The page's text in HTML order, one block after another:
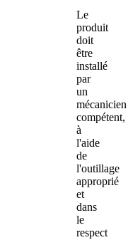
Le
produit
doit
être
installé
par
un
mécanicien
compétent,
à
l'aide
de
l'outillage
approprié
et
dans
le
respect